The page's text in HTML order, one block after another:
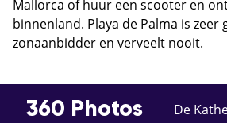
Mallorca of huur een scooter en
binnenland. Playa de Palma is zeer
zonaanbidder en verveelt nooit.
360 Photos
De